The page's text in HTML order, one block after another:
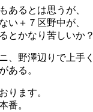
あるとは思うが、
い＋７区野中が、
とかなり苦しいか？
、野澤辺りで上手く
ある。
ります。
番。